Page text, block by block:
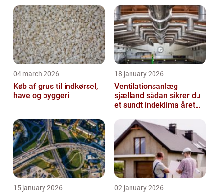
04 march 2026
Køb af grus til indkørsel,
have og byggeri
18 january 2026
Ventilationsanlæg
sjælland sådan sikrer du
et sundt indeklima året
15 january 2026 02 january 2026